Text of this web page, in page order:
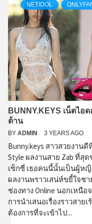
NETIDOL
BUNNY.KEYS เน็ตไอ
ต้าน
BY ADMIN 3 YEARS AGO
Bunny.keys สาวสวยงาน
Style ผลงานสาย Zab ที่สุ
เซ็กซี่ เธอคนนี้นั้นเป็นผู้ห
ผลงานพราวเสน่ห์ขยี้ใจช
ช่องทาง Online นอกเหนื
การนำเสนอเรื่องราวสาย
ต้องการที่จะเข้าไป...